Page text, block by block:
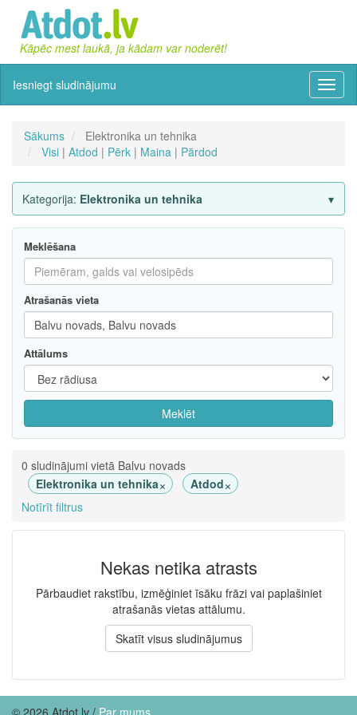
Kāpēc mest laukā, ja kādam var noderēt!
Iesniegt sludinājumu
Sākums
Elektronika un tehnika
Visi | Atdod | Pērk | Maina | Pārdod
Kategorija: Elektronika un tehnika
Meklēšana
Atrašanās vieta
Attālums
Meklēt
0 sludinājumi vietā Balvu novads
Elektronika un tehnika× Atdod×
Notīrīt filtrus
Nekas netika atrasts
Pārbaudiet rakstību, izmēģiniet īsāku frāzi vai paplašiniet
atrašanās vietas attālumu.
Skatīt visus sludinājumus
© 2026 Atdot.lv / Par mums